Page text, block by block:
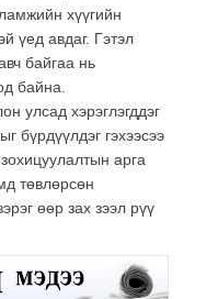
хүүгийн
үед авдаг. Гэтэл
байгаа нь
байна.
улсад хэрэглэгддэг
бүрдүүлдэг гэхээсээ
арга
төвлөрсөн
өөр зах зээл рүү